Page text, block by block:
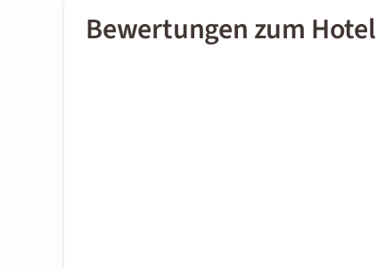
Bewertungen zum Hotel